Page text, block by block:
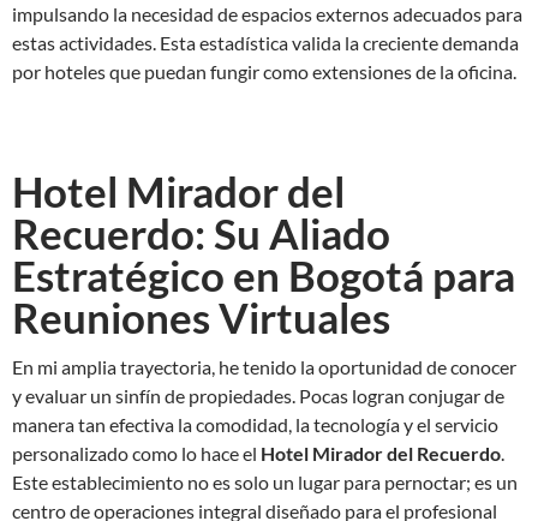
impulsando la necesidad de espacios externos adecuados para
estas actividades. Esta estadística valida la creciente demanda
por hoteles que puedan fungir como extensiones de la oficina.
Hotel Mirador del
Recuerdo: Su Aliado
Estratégico en Bogotá para
Reuniones Virtuales
En mi amplia trayectoria, he tenido la oportunidad de conocer
y evaluar un sinfín de propiedades. Pocas logran conjugar de
manera tan efectiva la comodidad, la tecnología y el servicio
personalizado como lo hace el Hotel Mirador del Recuerdo.
Este establecimiento no es solo un lugar para pernoctar; es un
centro de operaciones integral diseñado para el profesional